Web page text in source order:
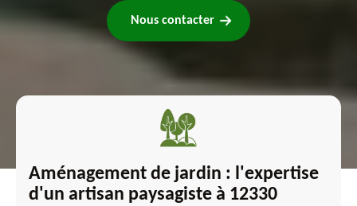
Nous contacter
Aménagement de jardin : l'expertise
d'un artisan paysagiste à 12330